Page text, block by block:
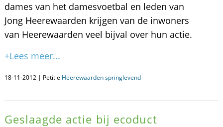
dames van het damesvoetbal en leden van
Jong Heerewaarden krijgen van de inwoners
van Heerewaarden veel bijval over hun actie.
+Lees meer...
18-11-2012 | Petitie Heerewaarden springlevend
Geslaagde actie bij ecoduct